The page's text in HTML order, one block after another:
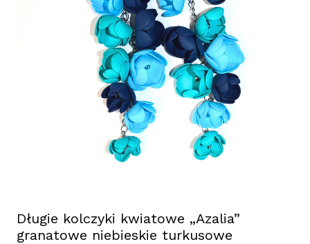
Długie kolczyki kwiatowe „Azalia”
granatowe niebieskie turkusowe